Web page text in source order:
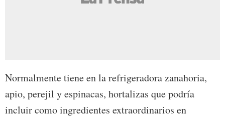
Normalmente tiene en la refrigeradora zanahoria,
apio, perejil y espinacas, hortalizas que podría
incluir como ingredientes extraordinarios en